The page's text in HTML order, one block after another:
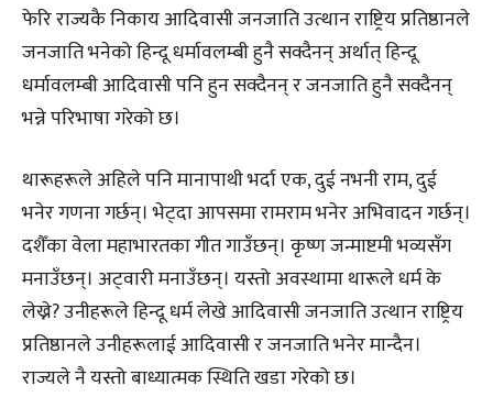
फेरि राज्यकै निकाय आदिवासी जनजाति उत्थान राष्ट्रिय प्रतिष्ठानले
जनजाति भनेको हिन्दू धर्मावलम्बी हुनै सक्दैनन् अर्थात् हिन्दू
धर्मावलम्बी आदिवासी पनि हुन सक्दैनन् र जनजाति हुनै सक्दैनन्
भन्ने परिभाषा गरेको छ।
थारूहरूले अहिले पनि मानापाथी भर्दा एक, दुई नभनी राम, दुई
भनेर गणना गर्छन्। भेट्दा आपसमा रामराम भनेर अभिवादन गर्छन्।
दशैँका वेला महाभारतका गीत गाउँछन्। कृष्ण जन्माष्टमी भव्यसँग
मनाउँछन्। अट्‌वारी मनाउँछन्। यस्तो अवस्थामा थारूले धर्म के
लेख्ने? उनीहरूले हिन्दू धर्म लेखे आदिवासी जनजाति उत्थान राष्ट्रिय
प्रतिष्ठानले उनीहरूलाई आदिवासी र जनजाति भनेर मान्दैन।
राज्यले नै यस्तो बाध्यात्मक स्थिति खडा गरेको छ।